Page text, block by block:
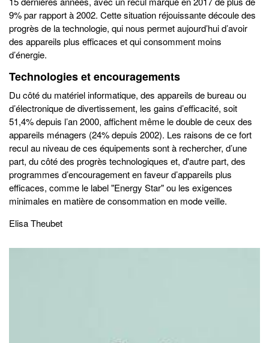
9% par rapport à 2002. Cette situation réjouissante découle des
progrès de la technologie, qui nous permet aujourd’hui d’avoir
des appareils plus efficaces et qui consomment moins
d’énergie.
Technologies et encouragements
Du côté du matériel informatique, des appareils de bureau ou
d’électronique de divertissement, les gains d’efficacité, soit
51,4% depuis l’an 2000, affichent même le double de ceux des
appareils ménagers (24% depuis 2002). Les raisons de ce fort
recul au niveau de ces équipements sont à rechercher, d’une
part, du côté des progrès technologiques et, d'autre part, des
programmes d’encouragement en faveur d’appareils plus
efficaces, comme le label "Energy Star" ou les exigences
minimales en matière de consommation en mode veille.
Elisa Theubet